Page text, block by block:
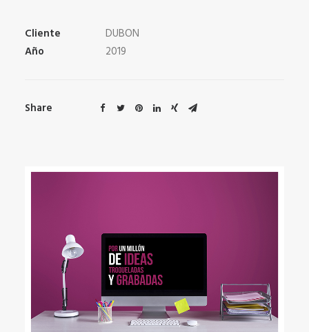
Cliente
DUBON
Año
2019
Share